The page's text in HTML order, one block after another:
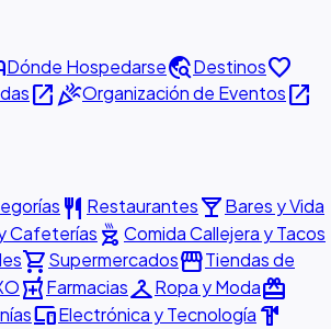
Dónde Hospedarsetravel_exploreDestinosfavorite
open_in_newcelebrationOrganización de Eventosopen_in_new
restaurant Restauranteslocal_barBares y Vida
Cafeterías outdoor_grill Comida Callejera y Tacos
shopping_cartSupermercadosstorefrontTiendas de
local_pharmacyFarmaciascheckroomRopa y Modaredeem
devicesElectrónica y Tecnología hardware